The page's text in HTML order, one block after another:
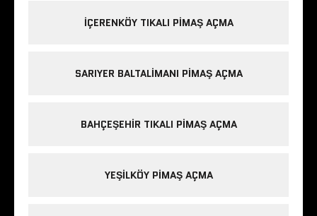
IÇERENKÖY TIKALI PIMAŞ AÇMA
SARIYER BALTALIMANI PIMAŞ AÇMA
BAHÇEŞEHIR TIKALI PIMAŞ AÇMA
YEŞILKÖY PIMAŞ AÇMA